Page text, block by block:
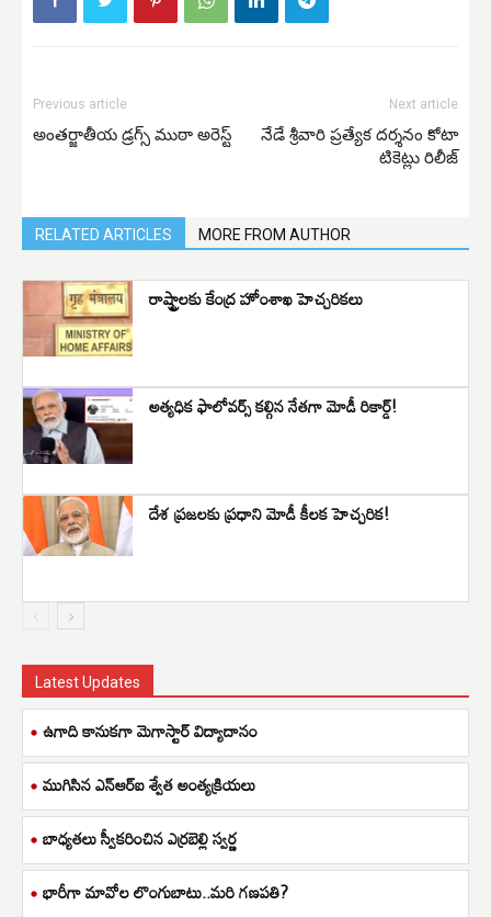
Previous article
అంతర్జాతీయ డ్రగ్స్ ముఠా అరెస్ట్
Next article
నేడే శ్రీవారి ప్రత్యేక దర్శనం కోటా
టికెట్లు రిలీజ్
RELATED ARTICLES MORE FROM AUTHOR
రాష్ట్రాలకు కేంద్ర హోంశాఖ హెచ్చరికలు
అత్యధిక ఫాలోవర్స్ కల్గిన నేతగా మోడీ రికార్డ్!
దేశ ప్రజలకు ప్రధాని మోడీ కీలక హెచ్చరిక!
Latest Updates
ఉగాది కానుకగా మెగాస్టార్ విద్యాదానం
ముగిసిన ఎన్ఆర్ఐ శ్వేత అంత్యక్రియలు
బాధ్యతలు స్వీకరించిన ఎర్రబెల్లి స్వర్ణ
భారీగా మావోల లొంగుబాటు..మరి గణపతి?